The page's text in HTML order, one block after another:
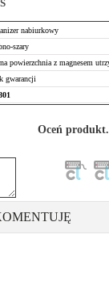
nabiurkowy
szary
powierzchnia z magnesem
gwarancji
Oceń produkt.